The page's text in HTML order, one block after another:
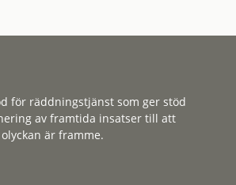
för räddningstjänst som ger stöd
av framtida insatser till att
är framme.